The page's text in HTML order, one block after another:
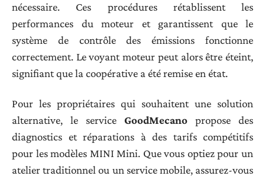
nécessaire. Ces procédures rétablissent les
performances du moteur et garantissent que le
système de contrôle des émissions fonctionne
correctement. Le voyant moteur peut alors être éteint,
signifiant que la coopérative a été remise en état.
Pour les propriétaires qui souhaitent une solution
alternative, le service GoodMecano propose des
diagnostics et réparations à des tarifs compétitifs
pour les modèles MINI Mini. Que vous optiez pour un
atelier traditionnel ou un service mobile, assurez-vous